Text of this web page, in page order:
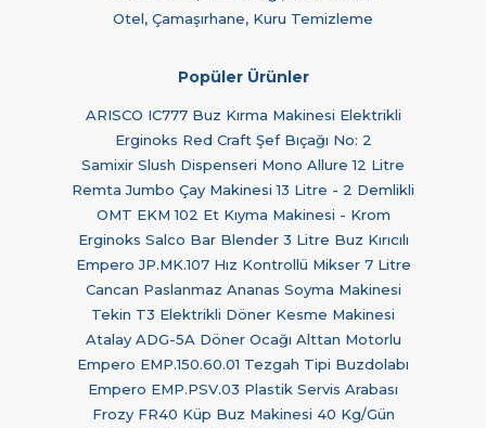
Otel, Çamaşırhane, Kuru Temizleme
Popüler Ürünler
ARISCO IC777 Buz Kırma Makinesi Elektrikli
Erginoks Red Craft Şef Bıçağı No: 2
Samixir Slush Dispenseri Mono Allure 12 Litre
Remta Jumbo Çay Makinesi 13 Litre - 2 Demlikli
OMT EKM 102 Et Kıyma Makinesi - Krom
Erginoks Salco Bar Blender 3 Litre Buz Kırıcılı
Empero JP.MK.107 Hız Kontrollü Mikser 7 Litre
Cancan Paslanmaz Ananas Soyma Makinesi
Tekin T3 Elektrikli Döner Kesme Makinesi
Atalay ADG-5A Döner Ocağı Alttan Motorlu
Empero EMP.150.60.01 Tezgah Tipi Buzdolabı
Empero EMP.PSV.03 Plastik Servis Arabası
Frozy FR40 Küp Buz Makinesi 40 Kg/Gün